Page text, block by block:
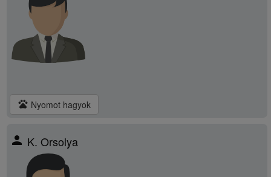
pets Nyomot hagyok
person K. Orsolya